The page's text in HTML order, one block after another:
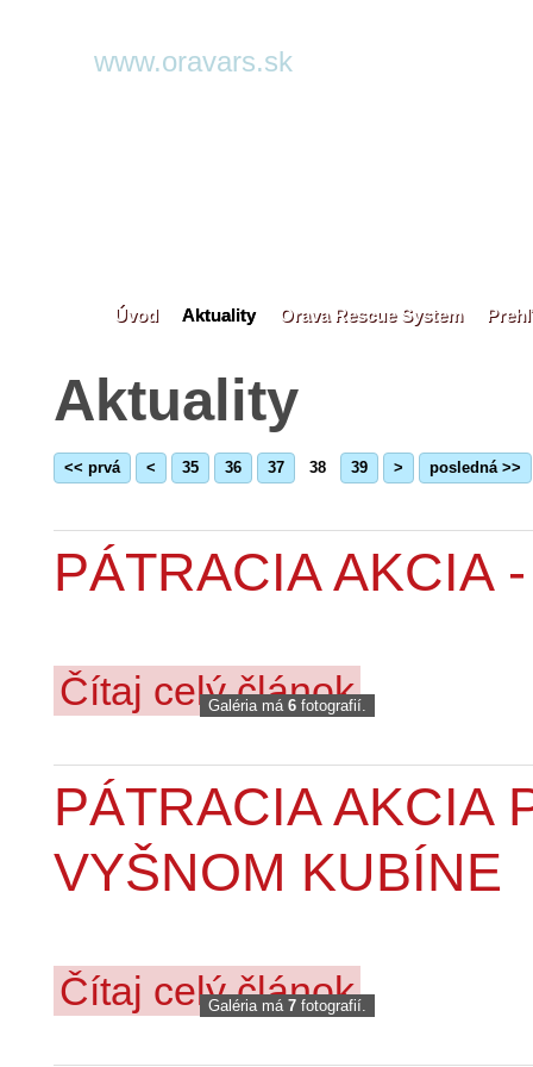
www.oravars.sk
Úvod Aktuality Orava Rescue System
Aktuality
<< prvá < 35 36 37 38 39 > posledná >>
PÁTRACIA AKCIA
Galéria má 6 fotografií.
Čítaj celý článok
PÁTRACIA AKCIA
VYŠNOM KUBÍNE
Galéria má 7 fotografií.
Čítaj celý článok